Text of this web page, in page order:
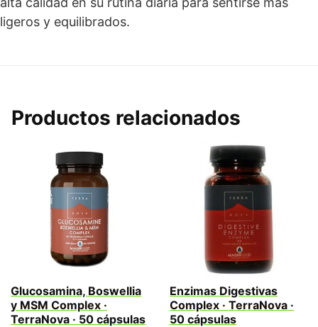
ligeros y equilibrados.
Productos relacionados
Glucosamina, Boswellia
y MSM Complex ·
TerraNova · 50 cápsulas
Enzimas Digestivas
Complex · TerraNova ·
50 cápsulas